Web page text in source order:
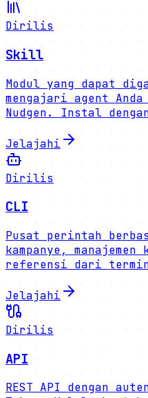
Dirilis
Skill
Modul yang dapat
mengajari agent
Nudgen. Instal
Jelajahi
Dirilis
CLI
Pusat perintah
kampanye,
referensi dari
Jelajahi
Dirilis
API
REST API dengan